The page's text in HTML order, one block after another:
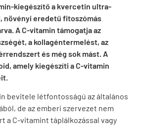
kiegészítő a kvercetin ultra-
növényi eredetű fitoszómás
A C-vitamin támogatja az
a kollagéntermelést, az
és még sok mást. A
amely kiegészíti a C-vitamin
bevitele létfontosságú az általános
de az emberi szervezet nem
a C-vitamint táplálkozással vagy